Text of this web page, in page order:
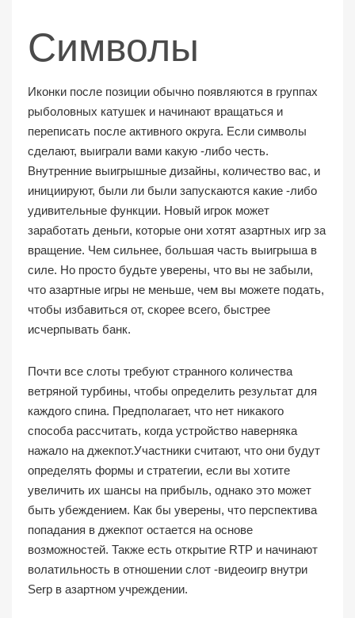
Символы
Иконки после позиции обычно появляются в группах
рыболовных катушек и начинают вращаться и
переписать после активного округа. Если символы
сделают, выиграли вами какую -либо честь.
Внутренние выигрышные дизайны, количество вас, и
инициируют, были ли были запускаются какие -либо
удивительные функции. Новый игрок может
заработать деньги, которые они хотят азартных игр за
вращение. Чем сильнее, большая часть выигрыша в
силе. Но просто будьте уверены, что вы не забыли,
что азартные игры не меньше, чем вы можете подать,
чтобы избавиться от, скорее всего, быстрее
исчерпывать банк.
Почти все слоты требуют странного количества
ветряной турбины, чтобы определить результат для
каждого спина. Предполагает, что нет никакого
способа рассчитать, когда устройство наверняка
нажало на джекпот.Участники считают, что они будут
определять формы и стратегии, если вы хотите
увеличить их шансы на прибыль, однако это может
быть убеждением. Как бы уверены, что перспектива
попадания в джекпот остается на основе
возможностей. Также есть открытие RTP и начинают
волатильность в отношении слот -видеоигр внутри
Serp в азартном учреждении.